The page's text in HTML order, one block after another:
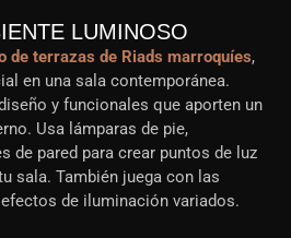
LUMINOSO
de terrazas de Riads marroquíes,
en una sala contemporánea.
y funcionales que aporten un
Usa lámparas de pie,
de pared para crear puntos de luz
sala. También juega con las
de iluminación variados.